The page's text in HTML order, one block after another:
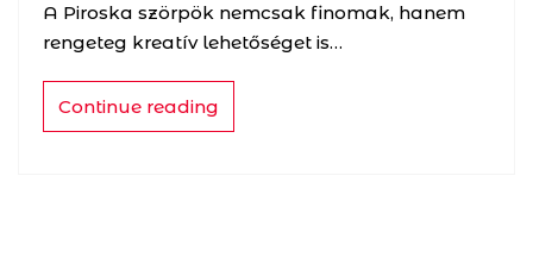
A Piroska szörpök nemcsak finomak, hanem
rengeteg kreatív lehetőséget is…
Continue reading